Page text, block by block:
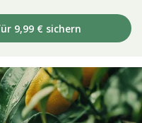
9,99 € sichern